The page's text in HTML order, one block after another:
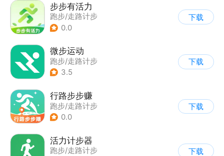
步步有活力
跑步/走路计步
0.0
下载
微步运动
跑步/走路计步
3.5
下载
行路步步赚
跑步/走路计步
0.0
下载
活力计步器
跑步/走路计步
下载